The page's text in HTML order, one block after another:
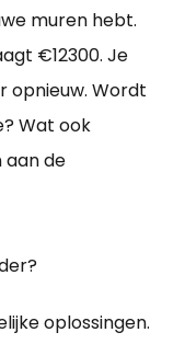
muren hebt.
€12300. Je
opnieuw. Wordt
Wat ook
aan de
oplossingen.